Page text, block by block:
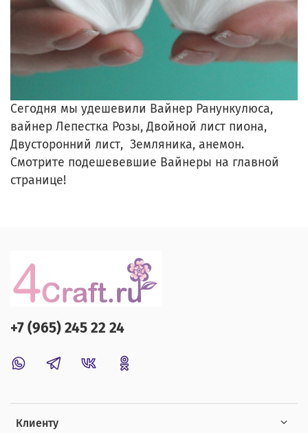
Сегодня мы удешевили Вайнер Ранункулюса,
вайнер Лепестка Розы, Двойной лист пиона,
Двусторонний лист, Земляника, анемон.
Смотрите подешевевшие Вайнеры на главной
странице!
Клиенту
+7 (965) 245 22 24